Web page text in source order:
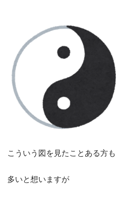
こういう図を見たことある方も
多いと想いますが